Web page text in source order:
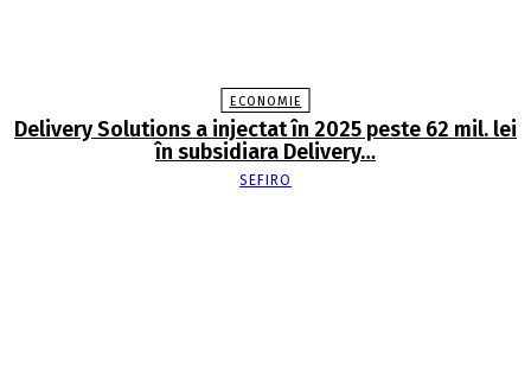
ECONOMIE
Delivery Solutions a injectat în 2025 peste 62 mil. lei
în subsidiara Delivery…
SEFIRO